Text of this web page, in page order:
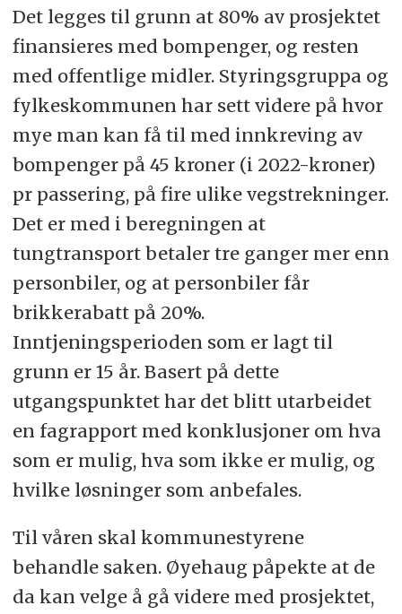
Det legges til grunn at 80% av prosjektet
finansieres med bompenger, og resten
med offentlige midler. Styringsgruppa og
fylkeskommunen har sett videre på hvor
mye man kan få til med innkreving av
bompenger på 45 kroner (i 2022-kroner)
pr passering, på fire ulike vegstrekninger.
Det er med i beregningen at
tungtransport betaler tre ganger mer enn
personbiler, og at personbiler får
brikkerabatt på 20%.
Inntjeningsperioden som er lagt til
grunn er 15 år. Basert på dette
utgangspunktet har det blitt utarbeidet
en fagrapport med konklusjoner om hva
som er mulig, hva som ikke er mulig, og
hvilke løsninger som anbefales.
Til våren skal kommunestyrene
behandle saken. Øyehaug påpekte at de
da kan velge å gå videre med prosjektet,